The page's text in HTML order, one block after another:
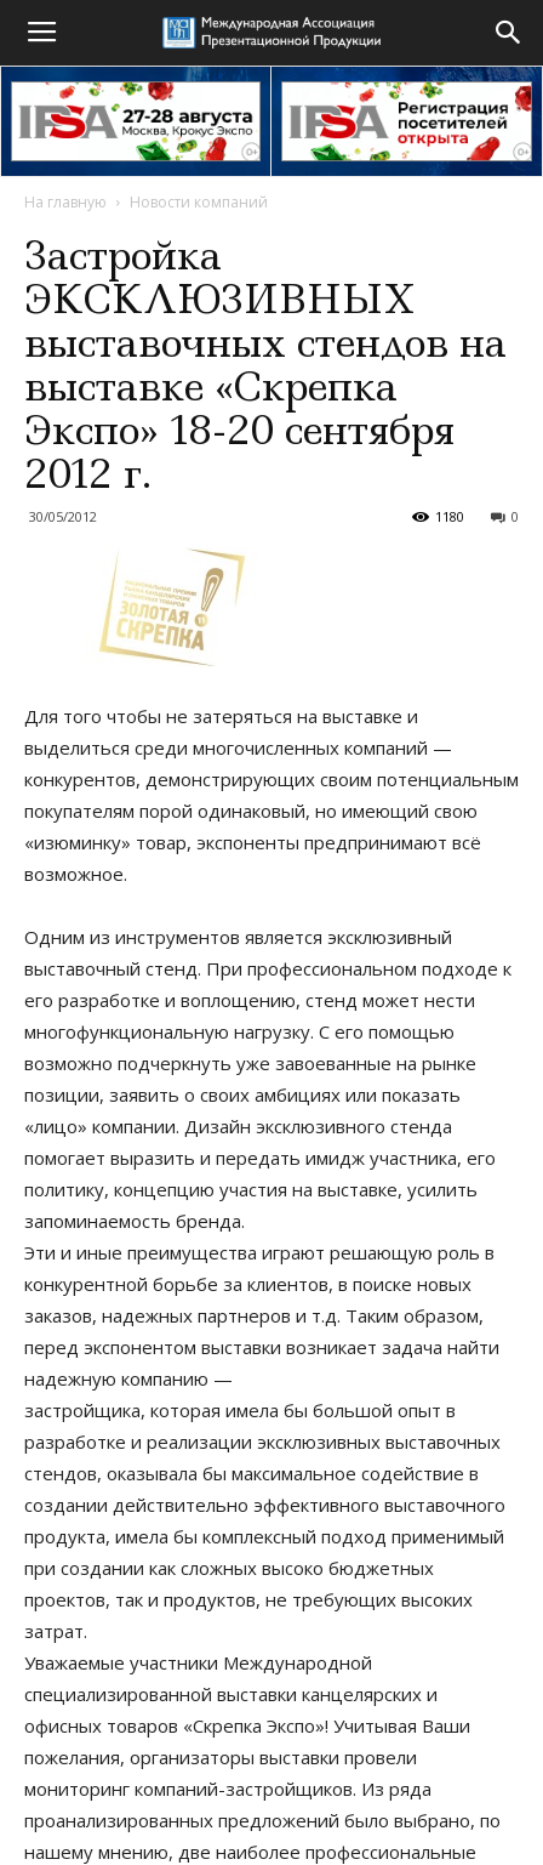
На главную Новости компаний
Застройка
ЭКСКЛЮЗИВНЫХ
выставочных стендов на
выставке «Скрепка
Экспо» 18-20 сентября
2012 г.
30/05/2012 0
1180
Для того чтобы не затеряться на выставке и
выделиться среди многочисленных компаний —
конкурентов, демонстрирующих своим потенциальным
покупателям порой одинаковый, но имеющий свою
«изюминку» товар, экспоненты предпринимают всё
возможное.
Одним из инструментов является эксклюзивный
выставочный стенд. При профессиональном подходе к
его разработке и воплощению, стенд может нести
многофункциональную нагрузку. С его помощью
возможно подчеркнуть уже завоеванные на рынке
позиции, заявить о своих амбициях или показать
«лицо» компании. Дизайн эксклюзивного стенда
помогает выразить и передать имидж участника, его
политику, концепцию участия на выставке, усилить
запоминаемость бренда.
Эти и иные преимущества играют решающую роль в
конкурентной борьбе за клиентов, в поиске новых
заказов, надежных партнеров и т.д. Таким образом,
перед экспонентом выставки возникает задача найти
надежную компанию —
застройщика, которая имела бы большой опыт в
разработке и реализации эксклюзивных выставочных
стендов, оказывала бы максимальное содействие в
создании действительно эффективного выставочного
продукта, имела бы комплексный подход применимый
при создании как сложных высоко бюджетных
проектов, так и продуктов, не требующих высоких
затрат.
Уважаемые участники Международной
специализированной выставки канцелярских и
офисных товаров «Скрепка Экспо»! Учитывая Ваши
пожелания, организаторы выставки провели
мониторинг компаний-застройщиков. Из ряда
проанализированных предложений было выбрано, по
нашему мнению, две наиболее профессиональные